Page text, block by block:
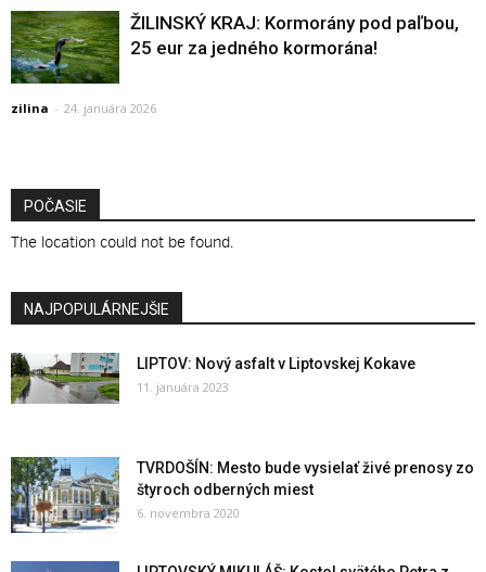
ŽILINSKÝ KRAJ: Kormorány pod paľbou,
25 eur za jedného kormorána!
zilina - 24. januára 2026
POČASIE
The location could not be found.
NAJPOPULÁRNEJŠIE
LIPTOV: Nový asfalt v Liptovskej Kokave
11. januára 2023
TVRDOŠÍN: Mesto bude vysielať živé prenosy zo
štyroch odberných miest
6. novembra 2020